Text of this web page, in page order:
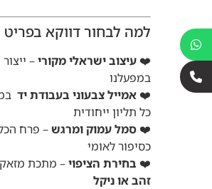
למה לבחור דווקא בפריט הזה?
❤️ עיצוב ישראלי מקורי– ייצור מלא
במפעלנו
❤️
אמייל צבעוני בעבודת ידבמפעלנו–
כל תליון ייחודית
סמל עמוק ומרגש– פרח הכלנית
כסיפור לאומי
בחירת הציפוי– מתכת מזאקבציפוי
זהב או ניקל